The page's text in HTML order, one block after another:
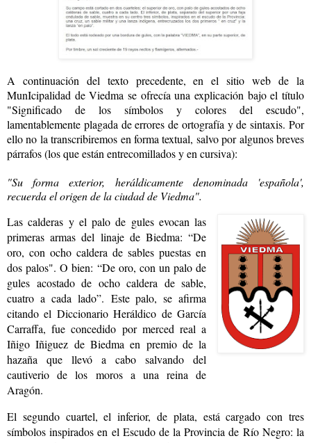
A continuación del texto precedente, en el sitio web de la
MunIcipalidad de Viedma se ofrecía una explicación bajo el título
"Significado de los símbolos y colores del escudo",
lamentablemente plagada de errores de ortografía y de sintaxis. Por
ello no la transcribiremos en forma textual, salvo por algunos breves
párrafos (los que están entrecomillados y en cursiva):
"Su forma exterior, heráldicamente denominada 'española',
recuerda el origen de la ciudad de Viedma".
Las calderas y el palo de gules evocan las
primeras armas del linaje de Biedma: “De
oro, con ocho caldera de sables puestas en
dos palos". O bien: “De oro, con un palo de
gules acostado de ocho caldera de sable,
cuatro a cada lado”. Este palo, se afirma
citando el Diccionario Heráldico de García
Carraffa, fue concedido por merced real a
Iñigo Iñiguez de Biedma en premio de la
hazaña que llevó a cabo salvando del
cautiverio de los moros a una reina de
Aragón.
El segundo cuartel, el inferior, de plata, está cargado con tres
símbolos inspirados en el Escudo de la Provincia de Río Negro: la